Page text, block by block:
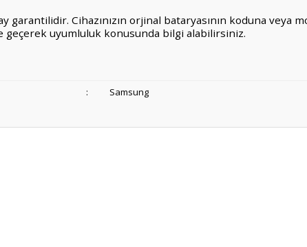
garantilidir. Cihazınızın orjinal bataryasının koduna veya
geçerek uyumluluk konusunda bilgi alabilirsiniz.
: Samsung
bozuk veya görüntülenemiyor.
eksik bilgiler bulunuyor.